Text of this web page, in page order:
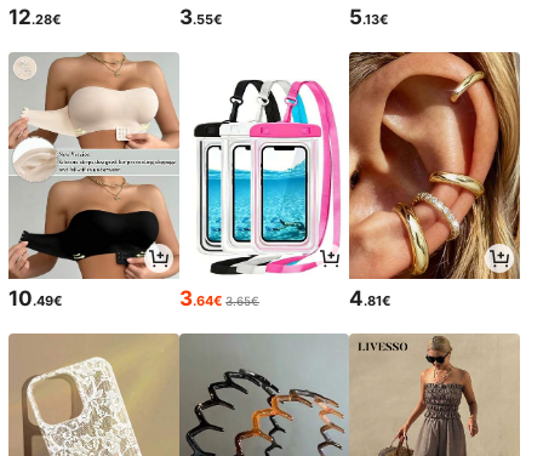
12.28€ 3.55€ 5.13€
10.49€ 3.64€ 3.65€ 4.81€